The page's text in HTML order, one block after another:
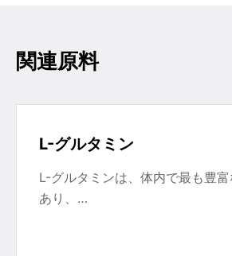
関連原料
L-グルタミン
L-グルタミンは、体内で最も豊
あり、…